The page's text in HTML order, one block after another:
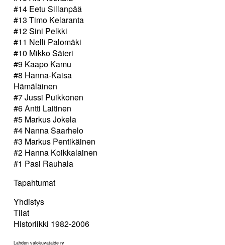
#14 Eetu Sillanpää
#13 Timo Kelaranta
#12 Sini Pelkki
#11 Nelli Palomäki
#10 Mikko Säteri
#9 Kaapo Kamu
#8 Hanna-Kaisa
Hämäläinen
#7 Jussi Puikkonen
#6 Antti Laitinen
#5 Markus Jokela
#4 Nanna Saarhelo
#3 Markus Pentikäinen
#2 Hanna Koikkalainen
#1 Pasi Rauhala
Tapahtumat
Yhdistys
Tilat
Historiikki 1982-2006
Lahden valokuvataide ry